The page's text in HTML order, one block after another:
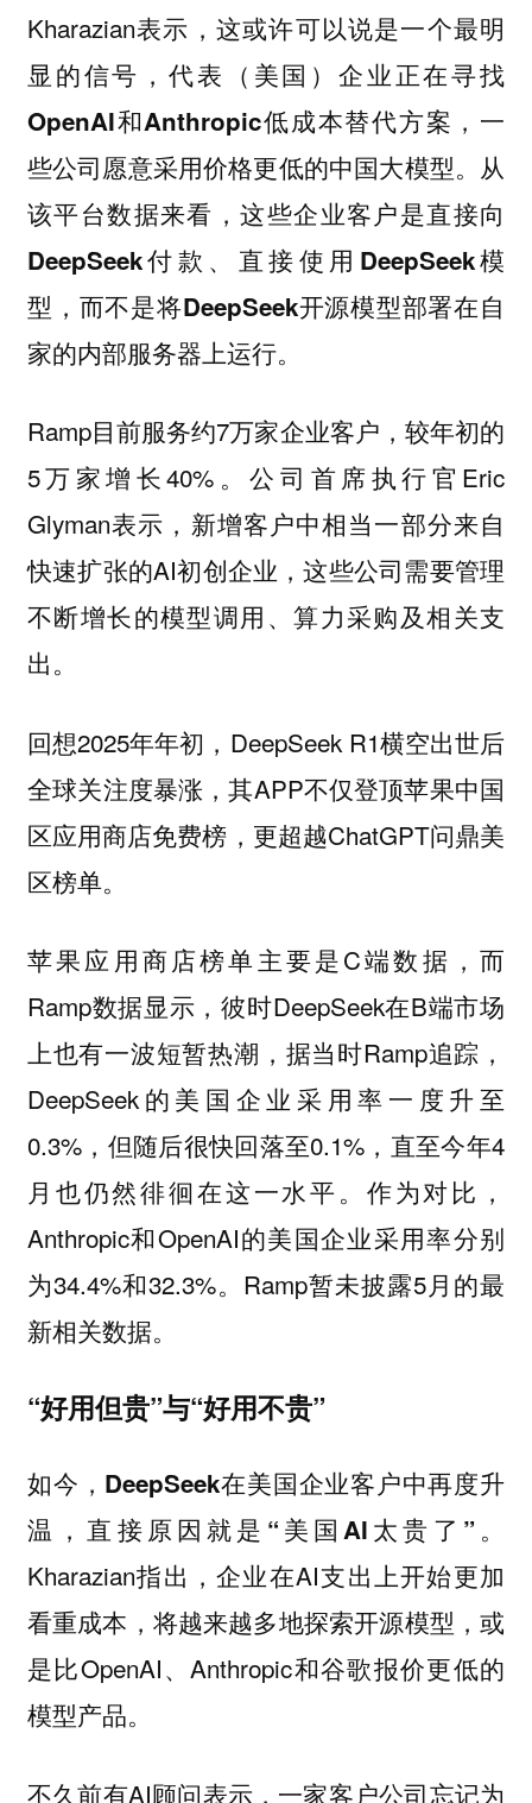
Kharazian表示， 这或许可以说是一个最明
显的信号，代表（美国）企业正在寻找
OpenAI和Anthropic低成本替代方案，一
些公司愿意采用价格更低的中国大模型。从
该平台数据来看，这些企业客户是直接向
DeepSeek付款、直接使用DeepSeek模
型，而不是将DeepSeek开源模型部署在自
家的内部服务器上运行。
Ramp目前服务约7万家企业客户，较年初的
5万家增长40%。公司首席执行官Eric
Glyman表示，新增客户中相当一部分来自
快速扩张的AI初创企业，这些公司需要管理
不断增长的模型调用、算力采购及相关支
出。
回想2025年年初，DeepSeek R1横空出世后
全球关注度暴涨，其APP不仅登顶苹果中国
区应用商店免费榜，更超越ChatGPT问鼎美
区榜单。
苹果应用商店榜单主要是C端数据，而
Ramp数据显示，彼时DeepSeek在B端市场
上也有一波短暂热潮，据当时Ramp追踪，
DeepSeek的美国企业采用率一度升至
0.3%，但随后很快回落至0.1%，直至今年4
月也仍然徘徊在这一水平。作为对比，
Anthropic和OpenAI的美国企业采用率分别
为34.4%和32.3%。Ramp暂未披露5月的最
新相关数据。
“好用但贵”与“好用不贵”
如今，DeepSeek在美国企业客户中再度升
温，直接原因就是“美国AI太贵了”。
Kharazian指出，企业在AI支出上开始更加
看重成本，将越来越多地探索开源模型，或
是比OpenAI、Anthropic和谷歌报价更低的
模型产品。
不久前有AI顾问表示，一家客户公司忘记为